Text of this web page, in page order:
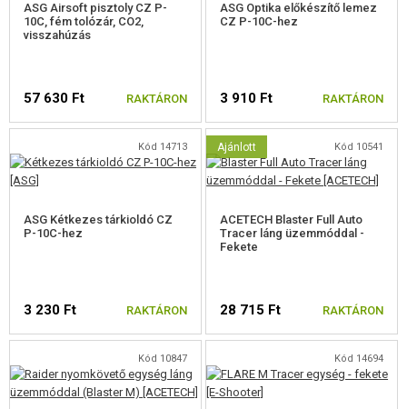
ASG Airsoft pisztoly CZ P-
10C, fém tolózár, CO2,
visszahúzás
57 630 Ft RAKTÁRON
ASG Optika előkészítő lemez
CZ P-10C-hez
3 910 Ft RAKTÁRON
Kód 14713
ASG Kétkezes tárkioldó CZ
P-10C-hez
3 230 Ft RAKTÁRON
Ajánlott Kód 10541
ACETECH Blaster Full Auto
Tracer láng üzemmóddal -
Fekete
28 715 Ft RAKTÁRON
Kód 10847 Kód 14694